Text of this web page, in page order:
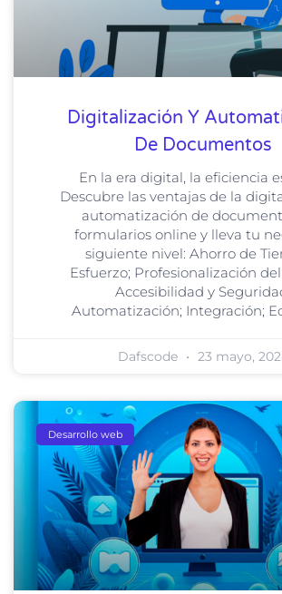
Digitalización Y
De Documentos
En la era digital, la eficiencia
Descubre las ventajas de la
automatización de
formularios online y lleva tu
siguiente nivel: Ahorro de
Esfuerzo; Profesionalización del
Accesibilidad y
Automatización; Integración;
Dafscode 23 mayo,
Desarrollo web